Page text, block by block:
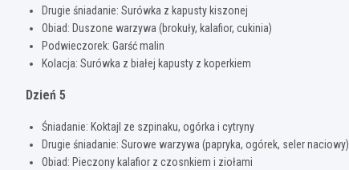
Drugie śniadanie: Surówka z kapusty kiszonej
Obiad: Duszone warzywa (brokuły, kalafior, cukinia)
Podwieczorek: Garść malin
Kolacja: Surówka z białej kapusty z koperkiem
Dzień 5
Śniadanie: Koktajl ze szpinaku, ogórka i cytryny
Drugie śniadanie: Surowe warzywa (papryka, ogórek, seler naciowy)
Obiad: Pieczony kalafior z czosnkiem i ziołami